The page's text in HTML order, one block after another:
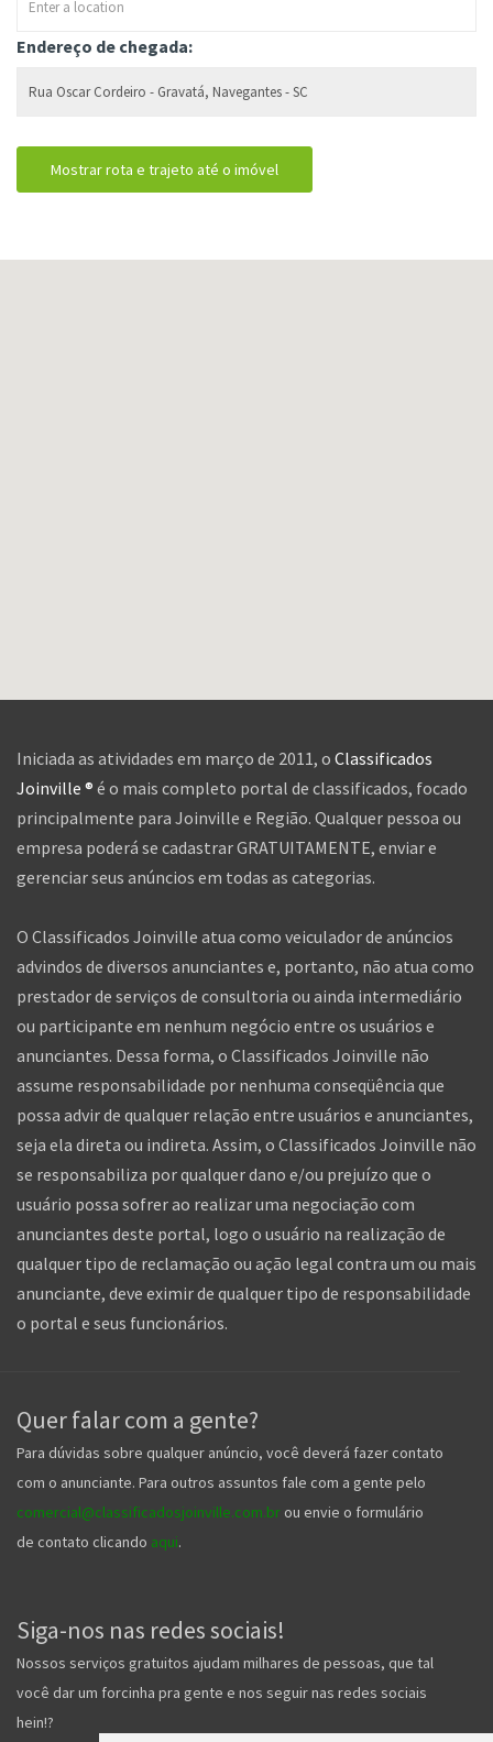
Endereço de chegada:
Iniciada as atividades em março de 2011, o Classificados
Joinville ® é o mais completo portal de classificados, focado
principalmente para Joinville e Região. Qualquer pessoa ou
empresa poderá se cadastrar GRATUITAMENTE, enviar e
gerenciar seus anúncios em todas as categorias.
O Classificados Joinville atua como veiculador de anúncios
advindos de diversos anunciantes e, portanto, não atua como
prestador de serviços de consultoria ou ainda intermediário
ou participante em nenhum negócio entre os usuários e
anunciantes. Dessa forma, o Classificados Joinville não
assume responsabilidade por nenhuma conseqüência que
possa advir de qualquer relação entre usuários e anunciantes,
seja ela direta ou indireta. Assim, o Classificados Joinville não
se responsabiliza por qualquer dano e/ou prejuízo que o
usuário possa sofrer ao realizar uma negociação com
anunciantes deste portal, logo o usuário na realização de
qualquer tipo de reclamação ou ação legal contra um ou mais
anunciante, deve eximir de qualquer tipo de responsabilidade
o portal e seus funcionários.
Quer falar com a gente?
Para dúvidas sobre qualquer anúncio, você deverá fazer contato
com o anunciante. Para outros assuntos fale com a gente pelo
comercial@classificadosjoinville.com.br ou envie o formulário
de contato clicando aqui.
Siga-nos nas redes sociais!
Nossos serviços gratuitos ajudam milhares de pessoas, que tal
você dar um forcinha pra gente e nos seguir nas redes sociais
hein!?